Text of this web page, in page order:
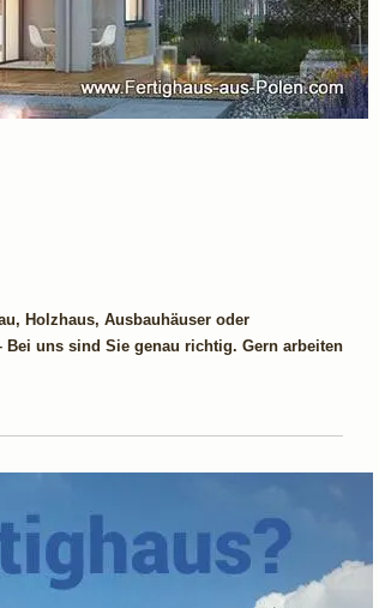
Holzhaus, Ausbauhäuser oder
uns sind Sie genau richtig. Gern arbeiten